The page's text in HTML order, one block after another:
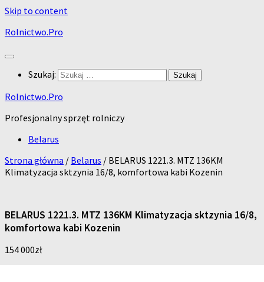
Skip to content
Rolnictwo.Pro
Szukaj:
Rolnictwo.Pro
Profesjonalny sprzęt rolniczy
Belarus
Strona główna / Belarus / BELARUS 1221.3. MTZ 136KM
Klimatyzacja sktzynia 16/8, komfortowa kabi Kozenin
BELARUS 1221.3. MTZ 136KM Klimatyzacja sktzynia 16/8,
komfortowa kabi Kozenin
154 000zł